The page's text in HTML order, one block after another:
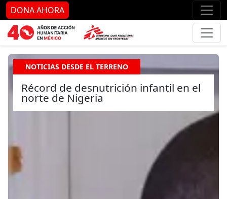
Ir al contenido principal Ir
DONA AHORA
NOTICIAS DESDE EL TERRENO
Récord de desnutrición infantil en el
norte de Nigeria